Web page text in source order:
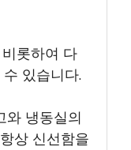
롯하여 다
있습니다.
와 냉동실의
상 신선함을